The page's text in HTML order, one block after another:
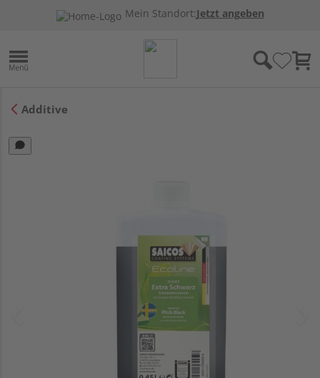
Mein Standort:Jetzt angeben
Additive